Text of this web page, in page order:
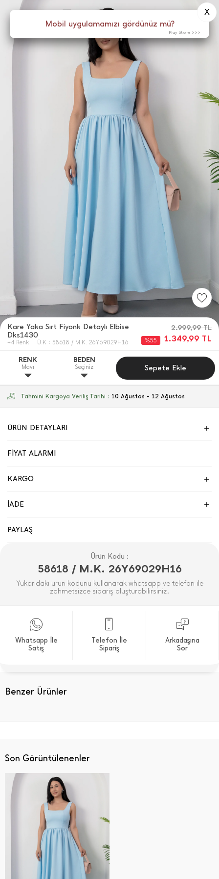
Menü
Kare Yaka Sırt Fiyonk Detaylı Elbise
Dks1430
+4 Renk Ü.K : 58618 / M.K. 26Y69029H16
2.999,99TL
1.349,99 TL
%55
RENK
Mavı
BEDEN
Seçiniz Sepete Ekle
Tahmini Kargoya Veriliş Tarihi : 10 Ağustos - 12 Ağustos
ÜRÜN DETAYLARI
FİYAT ALARMI
KARGO
İADE
PAYLAŞ
Ürün Kodu :
58618 / M.K. 26Y69029H16
Yukarıdaki ürün kodunu kullanarak whatsapp ve telefon ile
zahmetsizce sipariş oluşturabilirsiniz.
Whatsapp İle
Satış
Telefon İle
Sipariş
Arkadaşına
Sor
Benzer Ürünler
Son Görüntülenenler
Mobil uygulamamızı gördünüz mü?
X
Play Store >>>